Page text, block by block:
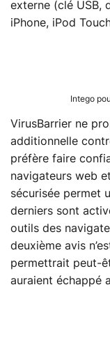
externe (clé USB,
iPhone, iPod
Intego
VirusBarrier ne
additionnelle
préfère faire
navigateurs web
sécurisée permet
derniers sont
outils des
deuxième avis
permettrait peut-
auraient échappé